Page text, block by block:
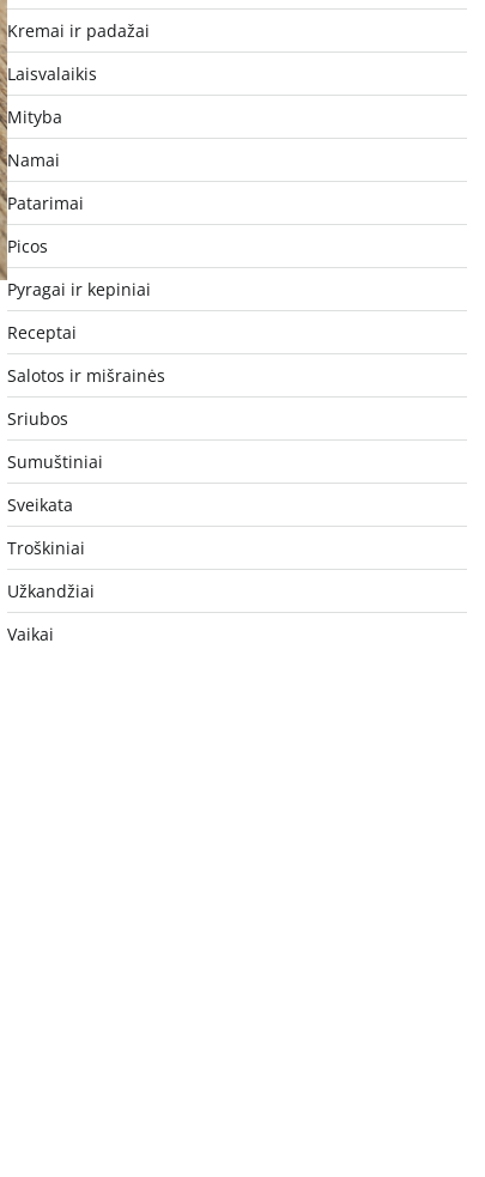
Kremai ir padažai
Laisvalaikis
Mityba
Namai
Patarimai
Picos
Pyragai ir kepiniai
Receptai
Salotos ir mišrainės
Sriubos
Sumuštiniai
Sveikata
Troškiniai
Užkandžiai
Vaikai